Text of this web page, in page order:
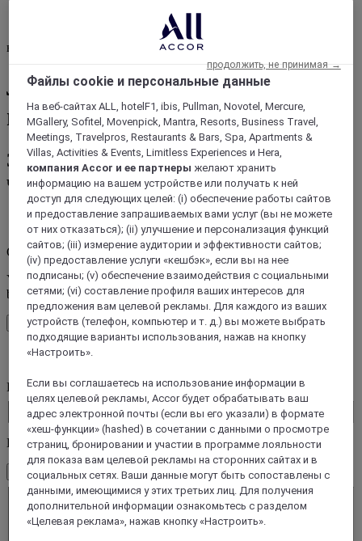
ваш следующий пункт назначения
Ле-Кане : забронируйте
номер в своем отеле
Забронируйте номер в одном из более
чем 45 брендов отелей Accor
Ошибка (ы)
Core booking engine
You’ll be redirected to Accor website to view available hotels and
book your stay
Закрыть окно
Ошибка (ы)
Куда вы отправляетесь?
Booking Dates
Номера и гости
1 номер(-а) - 1 Гость(и)
Номер 1
Номер 1
Bзрослые
Файлы cookie и персональные данные
На веб-сайтах ALL, hotelF1, ibis, Pullman, Novotel, Mercure,
MGallery, Sofitel, Movenpick, Mantra, Resorts, Business Travel,
Meetings, Travelpros, Restaurants & Bars, Spa, Apartments &
Villas, Activities & Events, Limitless Experiences и Hera,
компания Accor и ее партнеры желают хранить
информацию на вашем устройстве или получать к ней
доступ для следующих целей: (i) обеспечение работы сайтов
и предоставление запрашиваемых вами услуг (вы не можете
от них отказаться); (ii) улучшение и персонализация функций
сайтов; (iii) измерение аудитории и эффективности сайтов;
(iv) предоставление услуги «кешбэк», если вы на нее
подписаны; (v) обеспечение взаимодействия с социальными
сетями; (vi) составление профиля ваших интересов для
предложения вам целевой рекламы. Для каждого из ваших
устройств (телефон, компьютер и т. д.) вы можете выбрать
подходящие варианты использования, нажав на кнопку
«Настроить».
Если вы соглашаетесь на использование информации в
целях целевой рекламы, Accor будет обрабатывать ваш
адрес электронной почты (если вы его указали) в формате
«хеш-функции» (hashed) в сочетании с данными о просмотре
страниц, бронировании и участии в программе лояльности
для показа вам целевой рекламы на сторонних сайтах и в
социальных сетях. Ваши данные могут быть сопоставлены с
данными, имеющимися у этих третьих лиц. Для получения
дополнительной информации ознакомьтесь с разделом
«Целевая реклама», нажав кнопку «Настроить».
продолжить, не принимая →